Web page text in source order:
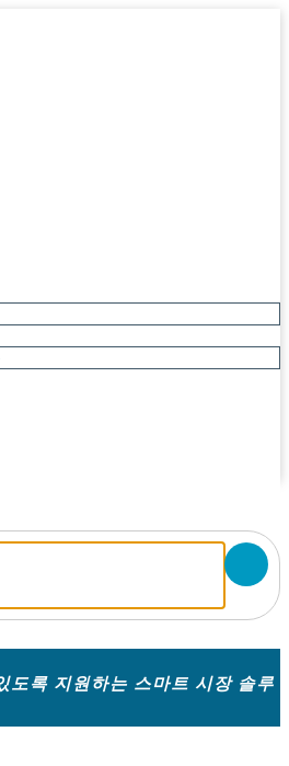
도록 지원하는 스마트 시장 솔루